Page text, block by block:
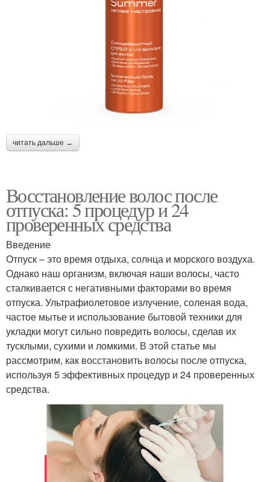
читать дальше →
Восстановление волос после
отпуска: 5 процедур и 24
проверенных средства
Введение
Отпуск – это время отдыха, солнца и морского воздуха.
Однако наш организм, включая наши волосы, часто
сталкивается с негативными факторами во время
отпуска. Ультрафиолетовое излучение, соленая вода,
частое мытье и использование бытовой техники для
укладки могут сильно повредить волосы, сделав их
тусклыми, сухими и ломкими. В этой статье мы
рассмотрим, как восстановить волосы после отпуска,
используя 5 эффективных процедур и 24 проверенных
средства.